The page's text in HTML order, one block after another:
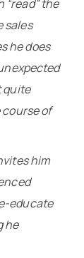
“read” the
sales
he does
quite
course of
him
educate
he